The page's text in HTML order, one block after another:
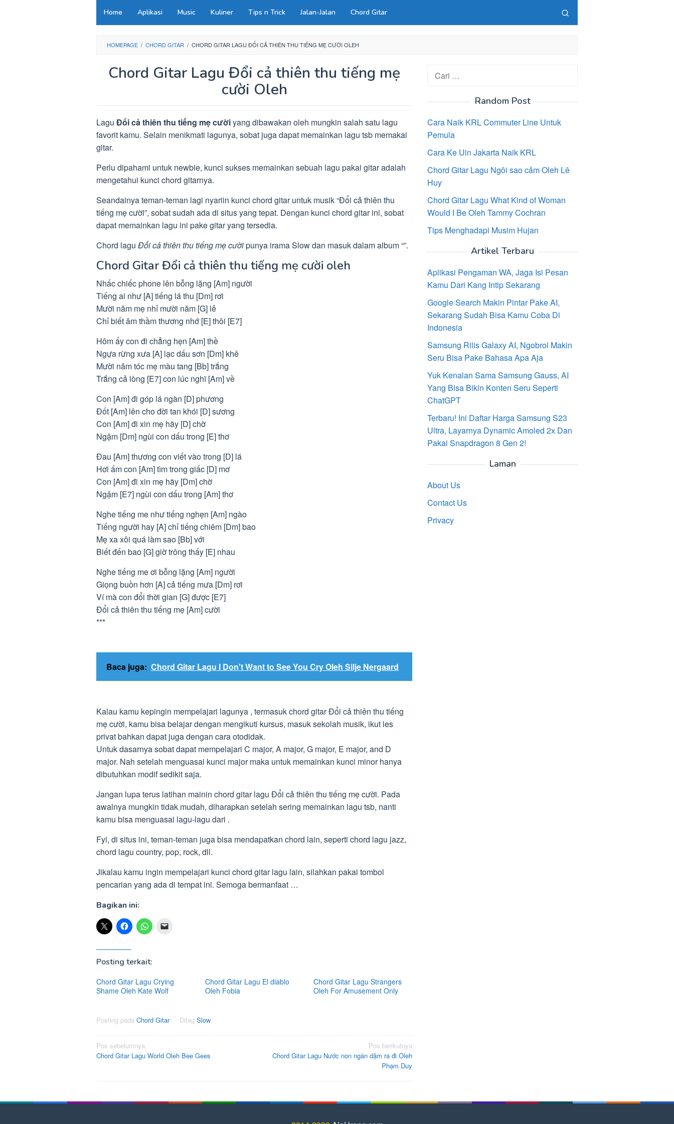
Home Aplikasi Music Kuliner Tips n Trick Jalan-Jalan Chord Gitar
HOMEPAGE / CHORD GITAR / CHORD GITAR LAGU ĐỔI CẢ THIÊN THU TIẾNG MẸ CƯỜI OLEH
Chord Gitar Lagu Đổi cả thiên thu tiếng mẹ
cười Oleh
Lagu Đổi cả thiên thu tiếng mẹ cườiyang dibawakan oleh mungkin salah satu lagu
favorit kamu. Selain menikmati lagunya, sobat juga dapat memainkan lagu tsb memakai
gitar.
Perlu dipahami untuk newbie, kunci sukses memainkan sebuah lagu pakai gitar adalah
mengetahui kunci chord gitarnya.
Seandainya teman-teman lagi nyariin kunci chord gitar untuk musik “Đổi cả thiên thu
tiếng mẹ cười”, sobat sudah ada di situs yang tepat. Dengan kunci chord gitar ini, sobat
dapat memainkan lagu ini pake gitar yang tersedia.
Chord lagu Đổi cả thiên thu tiếng mẹ cườipunya irama Slow dan masuk dalam album “”.
Chord Gitar Đổi cả thiên thu tiếng mẹ cười oleh
Nhấc chiếc phone lên bỗng lặng [Am] người
Tiếng ai như [A] tiếng lá thu [Dm] rơi
Mười năm mẹ nhỉ mười năm [G] lẻ
Chỉ biết âm thầm thương nhớ [E] thôi [E7]
Hôm ấy con đi chẳng hẹn [Am] thề
Ngựa rừng xưa [A] lạc dấu sơn [Dm] khê
Mười năm tóc mẹ màu tang [Bb] trắng
Trắng cả lòng [E7] con lúc nghĩ [Am] về
Con [Am] đi góp lá ngàn [D] phương
Đốt [Am] lên cho đời tan khói [D] sương
Con [Am] đi xin mẹ hãy [D] chờ
Ngậm [Dm] ngùi con dấu trong [E] thơ
Đau [Am] thương con viết vào trong [D] lá
Hơi ấm con [Am] tìm trong giấc [D] mơ
Con [Am] đi xin mẹ hãy [Dm] chờ
Ngậm [E7] ngùi con dấu trong [Am] thơ
Nghe tiếng me như tiếng nghẹn [Am] ngào
Tiếng người hay [A] chỉ tiếng chiêm [Dm] bao
Mẹ xa xôi quá làm sao [Bb] với
Biết đến bao [G] giờ trông thấy [E] nhau
Nghe tiếng me ơi bỗng lặng [Am] người
Giọng buồn hơn [A] cả tiếng mưa [Dm] rơi
Ví mà con đổi thời gian [G] được [E7]
Đổi cả thiên thu tiếng mẹ [Am] cười
***
Baca juga: Chord Gitar Lagu I Don't Want to See You Cry Oleh Silje Nergaard
Kalau kamu kepingin mempelajari lagunya , termasuk chord gitar Đổi cả thiên thu tiếng
mẹ cười, kamu bisa belajar dengan mengikuti kursus, masuk sekolah musik, ikut les
privat bahkan dapat juga dengan cara otodidak.
Untuk dasarnya sobat dapat mempelajari C major, A major, G major, E major, and D
major. Nah setelah menguasai kunci major maka untuk memainkan kunci minor hanya
dibutuhkan modif sedikit saja.
Jangan lupa terus latihan mainin chord gitar lagu Đổi cả thiên thu tiếng mẹ cười. Pada
awalnya mungkin tidak mudah, diharapkan setelah sering memainkan lagu tsb, nanti
kamu bisa menguasai lagu-lagu dari .
Fyi, di situs ini, teman-teman juga bisa mendapatkan chord lain, seperti chord lagu jazz,
chord lagu country, pop, rock, dll.
Jikalau kamu ingin mempelajari kunci chord gitar lagu lain, silahkan pakai tombol
pencarian yang ada di tempat ini. Semoga bermanfaat …
Bagikan ini:
Posting terkait:
Chord Gitar Lagu Crying
Shame Oleh Kate Wolf
Chord Gitar Lagu El diablo
Oleh Fobia
Chord Gitar Lagu Strangers
Oleh For Amusement Only
Posting pada Chord Gitar Ditag Slow
Navigasi
pos
Pos sebelumnya
Chord Gitar Lagu World Oleh Bee Gees
Pos berikutnya
Chord Gitar Lagu Nước non ngàn dặm ra đi Oleh
Phạm Duy
Cari
Random Post
Cara Naik KRL Commuter Line Untuk
Pemula
Cara Ke Uin Jakarta Naik KRL
Chord Gitar Lagu Ngôi sao cảm Oleh Lê
Huy
Chord Gitar Lagu What Kind of Woman
Would I Be Oleh Tammy Cochran
Tips Menghadapi Musim Hujan
Artikel Terbaru
Aplikasi Pengaman WA, Jaga Isi Pesan
Kamu Dari Kang Intip Sekarang
Google Search Makin Pintar Pake AI,
Sekarang Sudah Bisa Kamu Coba Di
Indonesia
Samsung Rilis Galaxy AI, Ngobrol Makin
Seru Bisa Pake Bahasa Apa Aja
Yuk Kenalan Sama Samsung Gauss, AI
Yang Bisa Bikin Konten Seru Seperti
ChatGPT
Terbaru! Ini Daftar Harga Samsung S23
Ultra, Layarnya Dynamic Amoled 2x Dan
Pakai Snapdragon 8 Gen 2!
Laman
About Us
Contact Us
Privacy